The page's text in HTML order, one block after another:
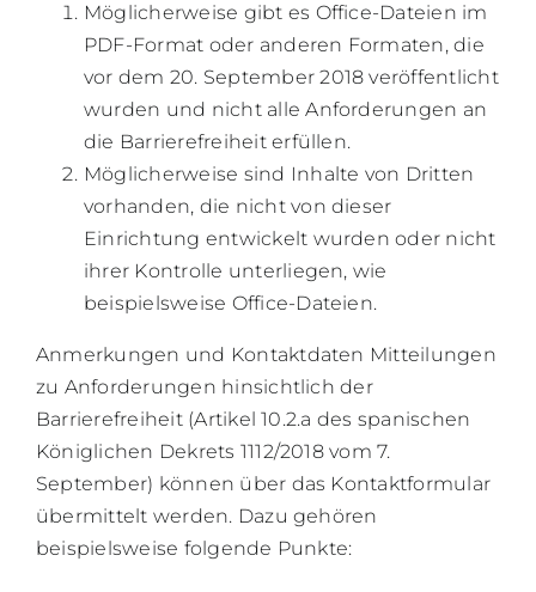
Möglicherweise gibt es Office-Dateien im
PDF-Format oder anderen Formaten, die
vor dem 20. September 2018 veröffentlicht
wurden und nicht alle Anforderungen an
die Barrierefreiheit erfüllen.
Möglicherweise sind Inhalte von Dritten
vorhanden, die nicht von dieser
Einrichtung entwickelt wurden oder nicht
ihrer Kontrolle unterliegen, wie
beispielsweise Office-Dateien.
Anmerkungen und Kontaktdaten Mitteilungen
zu Anforderungen hinsichtlich der
Barrierefreiheit (Artikel 10.2.a des spanischen
Königlichen Dekrets 1112/2018 vom 7.
September) können über das Kontaktformular
übermittelt werden. Dazu gehören
beispielsweise folgende Punkte: